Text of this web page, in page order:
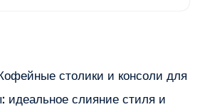
столики и консоли для
идеальное слияние стиля и